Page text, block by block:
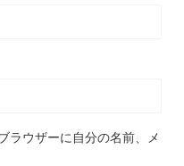
ラウザーに自分の名前、メ